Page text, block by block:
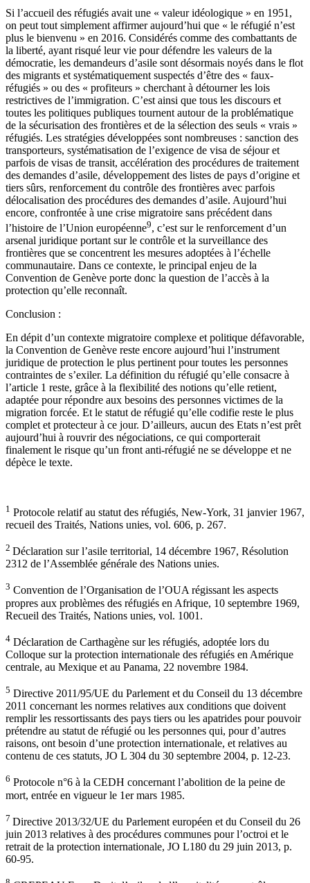
Si l’accueil des réfugiés avait une « valeur idéologique » en 1951,
on peut tout simplement affirmer aujourd’hui que « le réfugié n’est
plus le bienvenu » en 2016. Considérés comme des combattants de
la liberté, ayant risqué leur vie pour défendre les valeurs de la
démocratie, les demandeurs d’asile sont désormais noyés dans le flot
des migrants et systématiquement suspectés d’être des « faux-
réfugiés » ou des « profiteurs » cherchant à détourner les lois
restrictives de l’immigration. C’est ainsi que tous les discours et
toutes les politiques publiques tournent autour de la problématique
de la sécurisation des frontières et de la sélection des seuls « vrais »
réfugiés. Les stratégies développées sont nombreuses : sanction des
transporteurs, systématisation de l’exigence de visa de séjour et
parfois de visas de transit, accélération des procédures de traitement
des demandes d’asile, développement des listes de pays d’origine et
tiers sûrs, renforcement du contrôle des frontières avec parfois
délocalisation des procédures des demandes d’asile. Aujourd’hui
encore, confrontée à une crise migratoire sans précédent dans
l’histoire de l’Union européenne9, c’est sur le renforcement d’un
arsenal juridique portant sur le contrôle et la surveillance des
frontières que se concentrent les mesures adoptées à l’échelle
communautaire. Dans ce contexte, le principal enjeu de la
Convention de Genève porte donc la question de l’accès à la
protection qu’elle reconnaît.
Conclusion :
En dépit d’un contexte migratoire complexe et politique défavorable,
la Convention de Genève reste encore aujourd’hui l’instrument
juridique de protection le plus pertinent pour toutes les personnes
contraintes de s’exiler. La définition du réfugié qu’elle consacre à
l’article 1 reste, grâce à la flexibilité des notions qu’elle retient,
adaptée pour répondre aux besoins des personnes victimes de la
migration forcée. Et le statut de réfugié qu’elle codifie reste le plus
complet et protecteur à ce jour. D’ailleurs, aucun des Etats n’est prêt
aujourd’hui à rouvrir des négociations, ce qui comporterait
finalement le risque qu’un front anti-réfugié ne se développe et ne
dépèce le texte.
1 Protocole relatif au statut des réfugiés, New-York, 31 janvier 1967,
recueil des Traités, Nations unies, vol. 606, p. 267.
2 Déclaration sur l’asile territorial, 14 décembre 1967, Résolution
2312 de l’Assemblée générale des Nations unies.
3 Convention de l’Organisation de l’OUA régissant les aspects
propres aux problèmes des réfugiés en Afrique, 10 septembre 1969,
Recueil des Traités, Nations unies, vol. 1001.
4 Déclaration de Carthagène sur les réfugiés, adoptée lors du
Colloque sur la protection internationale des réfugiés en Amérique
centrale, au Mexique et au Panama, 22 novembre 1984.
5 Directive 2011/95/UE du Parlement et du Conseil du 13 décembre
2011 concernant les normes relatives aux conditions que doivent
remplir les ressortissants des pays tiers ou les apatrides pour pouvoir
prétendre au statut de réfugié ou les personnes qui, pour d’autres
raisons, ont besoin d’une protection internationale, et relatives au
contenu de ces statuts, JO L 304 du 30 septembre 2004, p. 12-23.
6 Protocole n°6 à la CEDH concernant l’abolition de la peine de
mort, entrée en vigueur le 1er mars 1985.
7 Directive 2013/32/UE du Parlement européen et du Conseil du 26
juin 2013 relatives à des procédures communes pour l’octroi et le
retrait de la protection internationale, JO L180 du 29 juin 2013, p.
60-95.